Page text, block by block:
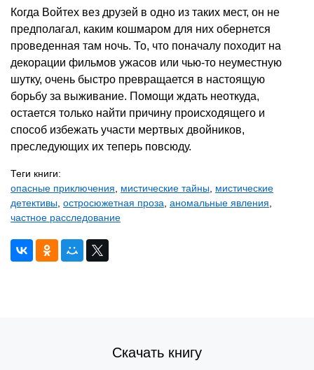
Когда Войтех вез друзей в одно из таких мест, он не
предполагал, каким кошмаром для них обернется
проведенная там ночь. То, что поначалу походит на
декорации фильмов ужасов или чью-то неуместную
шутку, очень быстро превращается в настоящую
борьбу за выживание. Помощи ждать неоткуда,
остается только найти причину происходящего и
способ избежать участи мертвых двойников,
преследующих их теперь повсюду.
Теги книги:
опасные приключения, мистические тайны, мистические
детективы, остросюжетная проза, аномальные явления,
частное расследование
Скачать книгу